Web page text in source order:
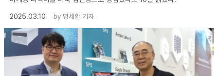
2025.03.10
by 명세환 기자